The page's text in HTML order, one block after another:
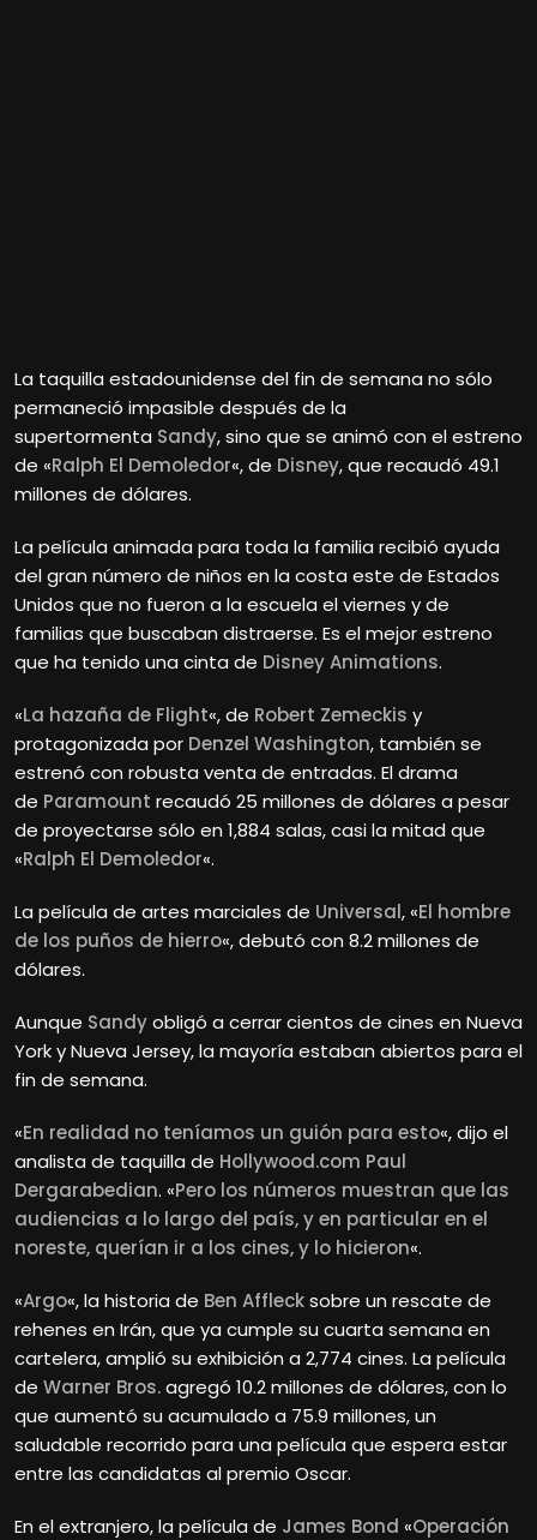
La taquilla estadounidense del fin de semana no sólo
permaneció impasible después de la
supertormenta Sandy, sino que se animó con el estreno
de «Ralph El Demoledor«, de Disney, que recaudó 49.1
millones de dólares.
La película animada para toda la familia recibió ayuda
del gran número de niños en la costa este de Estados
Unidos que no fueron a la escuela el viernes y de
familias que buscaban distraerse. Es el mejor estreno
que ha tenido una cinta de Disney Animations.
«La hazaña de Flight«, de Robert Zemeckis y
protagonizada por Denzel Washington, también se
estrenó con robusta venta de entradas. El drama
de Paramount recaudó 25 millones de dólares a pesar
de proyectarse sólo en 1,884 salas, casi la mitad que
«Ralph El Demoledor«.
La película de artes marciales de Universal, «El hombre
de los puños de hierro«, debutó con 8.2 millones de
dólares.
Aunque Sandyobligó a cerrar cientos de cines en Nueva
York y Nueva Jersey, la mayoría estaban abiertos para el
fin de semana.
«En realidad no teníamos un guión para esto«, dijo el
analista de taquilla de Hollywood.com Paul
Dergarabedian. «Pero los números muestran que las
audiencias a lo largo del país, y en particular en el
noreste, querían ir a los cines, y lo hicieron«.
«Argo«, la historia de Ben Afflecksobre un rescate de
rehenes en Irán, que ya cumple su cuarta semana en
cartelera, amplió su exhibición a 2,774 cines. La película
de Warner Bros.agregó 10.2 millones de dólares, con lo
que aumentó su acumulado a 75.9 millones, un
saludable recorrido para una película que espera estar
entre las candidatas al premio Oscar.
En el extranjero, la película de James Bond «Operación